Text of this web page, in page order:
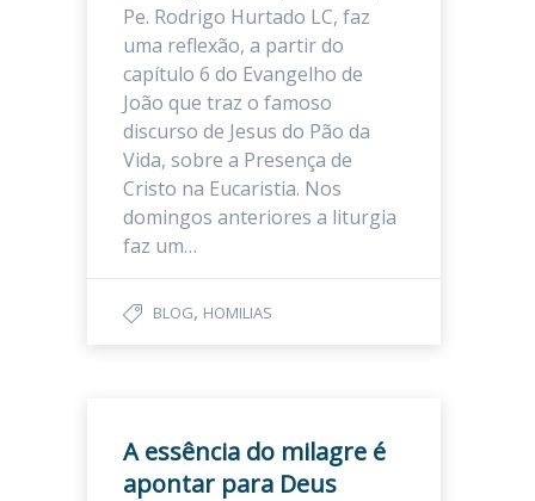
Pe. Rodrigo Hurtado LC, faz
uma reflexão, a partir do
capítulo 6 do Evangelho de
João que traz o famoso
discurso de Jesus do Pão da
Vida, sobre a Presença de
Cristo na Eucaristia. Nos
domingos anteriores a liturgia
faz um…
BLOG, HOMILIAS
A essência do milagre é
apontar para Deus